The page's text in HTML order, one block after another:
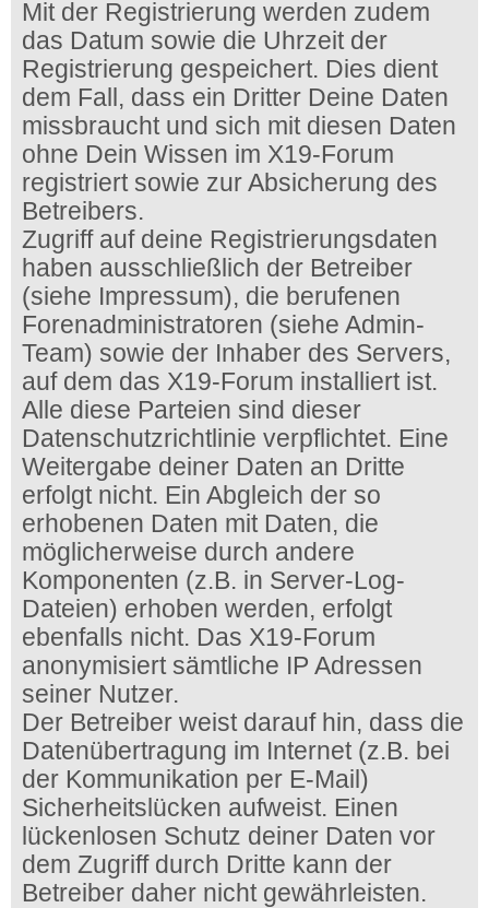
Mit der Registrierung werden zudem
das Datum sowie die Uhrzeit der
Registrierung gespeichert. Dies dient
dem Fall, dass ein Dritter Deine Daten
missbraucht und sich mit diesen Daten
ohne Dein Wissen im X19-Forum
registriert sowie zur Absicherung des
Betreibers.
Zugriff auf deine Registrierungsdaten
haben ausschließlich der Betreiber
(siehe Impressum), die berufenen
Forenadministratoren (siehe Admin-
Team) sowie der Inhaber des Servers,
auf dem das X19-Forum installiert ist.
Alle diese Parteien sind dieser
Datenschutzrichtlinie verpflichtet. Eine
Weitergabe deiner Daten an Dritte
erfolgt nicht. Ein Abgleich der so
erhobenen Daten mit Daten, die
möglicherweise durch andere
Komponenten (z.B. in Server-Log-
Dateien) erhoben werden, erfolgt
ebenfalls nicht. Das X19-Forum
anonymisiert sämtliche IP Adressen
seiner Nutzer.
Der Betreiber weist darauf hin, dass die
Datenübertragung im Internet (z.B. bei
der Kommunikation per E-Mail)
Sicherheitslücken aufweist. Einen
lückenlosen Schutz deiner Daten vor
dem Zugriff durch Dritte kann der
Betreiber daher nicht gewährleisten.